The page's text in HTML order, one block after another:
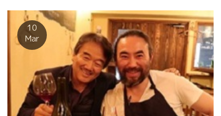
しかけてくる。 （東銀座 SOYA） ご馳走さまでした。
10
Mar